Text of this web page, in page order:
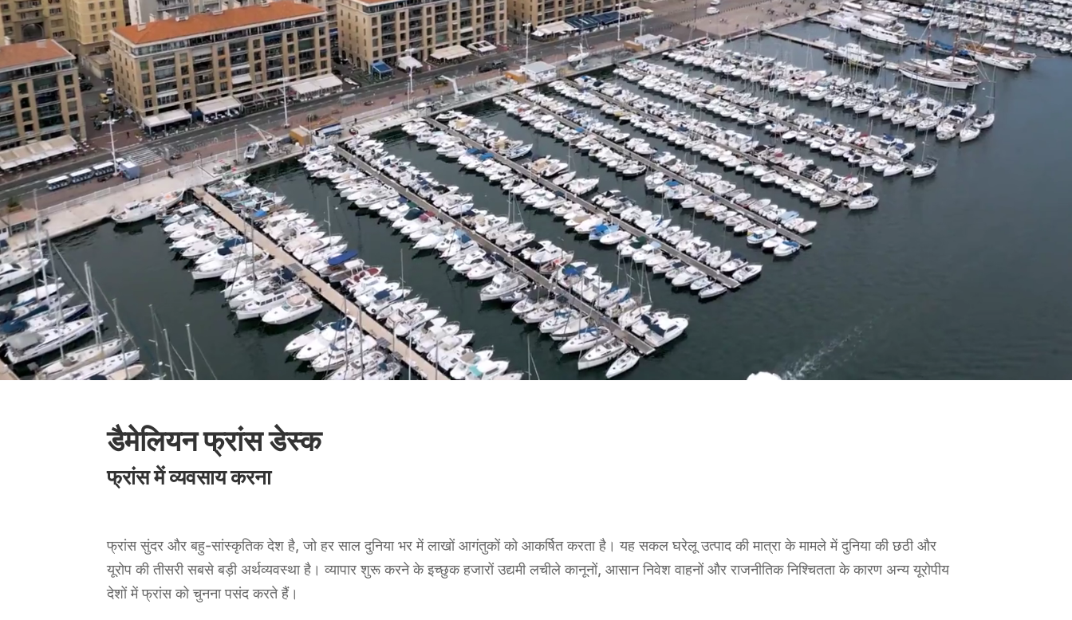
डैमेलियन फ्रांस डेस्क
फ्रांस में व्यवसाय करना
फ्रांस सुंदर और बहु-सांस्कृतिक देश है, जो हर साल दुनिया भर में लाखों आगंतुकों को आकर्षित करता है। यह सकल घरेलू उत्पाद की मात्रा के मामले में दुनिया की छठी और
यूरोप की तीसरी सबसे बड़ी अर्थव्यवस्था है। व्यापार शुरू करने के इच्छुक हजारों उद्यमी लचीले कानूनों, आसान निवेश वाहनों और राजनीतिक निश्चितता के कारण अन्य यूरोपीय
देशों में फ्रांस को चुनना पसंद करते हैं।